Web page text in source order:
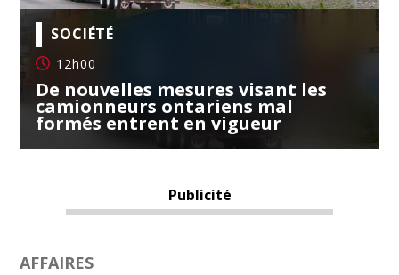
SOCIÉTÉ
12h00
De nouvelles mesures visant les
camionneurs ontariens mal
formés entrent en vigueur
Publicité
AFFAIRES